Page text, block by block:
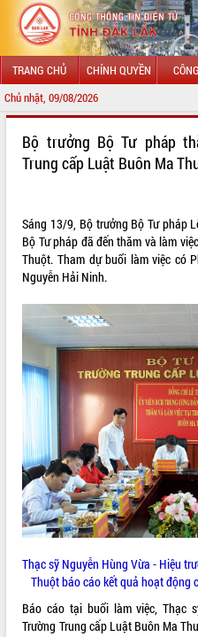
TRANG CHỦ CHÍNH QUYỀN
Chủ nhật, 09/08/2026
LÃNH ĐẠO UBND TỈNH
SỞ, BAN, NGÀNH
UBND CÁC XÃ, PHƯỜNG
THÔNG TIN CHỈ ĐẠO ĐIỀU HÀNH
HỆ THỐNG VĂN BẢN
VĂN BẢN HĐND TỈNH
ĐIỂM TIN VĂN BẢN
QUY HOẠCH - KẾ HOẠCH
Bộ trưởng Bộ Tư pháp
Trung cấp Luật Buôn Ma
Sáng 13/9, Bộ trưởng Bộ Tư pháp
Bộ Tư pháp đã đến thăm và làm
Thuột. Tham dự buổi làm việc có
Nguyễn Hải Ninh.
Thạc sỹ Nguyễn Hùng Vừa - Hiệu
Thuột báo cáo kết quả hoạt
Báo cáo tại buổi làm việc, Thạc
Trường Trung cấp Luật Buôn Ma